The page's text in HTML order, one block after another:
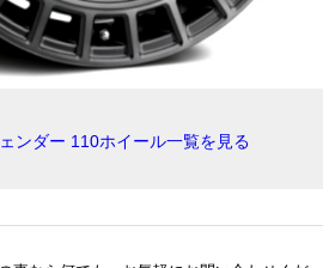
ンダー 110ホイール一覧を見る